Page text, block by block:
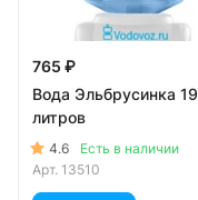
765 ₽
Вода Эльбрусинка 19
литров
4.6
Есть в наличии
Арт. 13510